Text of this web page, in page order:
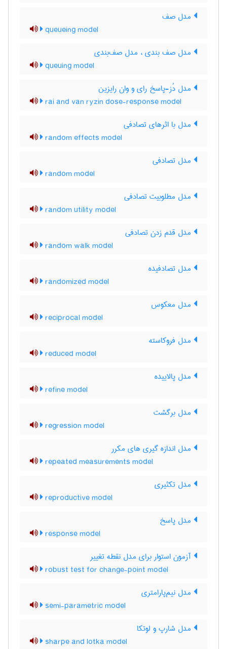
مدل صف
queueing model
مدل صف بندی ، مدل صف‌بندی
queuing model
مدل دُز-پاسخ رای و وان رایزین
rai and van ryzin dose-response model
مدل با اثرهای تصادفی
random effects model
مدل تصادفی
random model
مدل مطلوبیت تصادفی
random utility model
مدل قدم زدن تصادفی
random walk model
مدل تصادفیده
randomized model
مدل معکوس
reciprocal model
مدل فروکاسته
reduced model
مدل پالاییده
refine model
مدل برگشت
regression model
مدل اندازه گیری های مکرر
repeated measurements model
مدل تکثیری
reproductive model
مدل پاسخ
response model
آزمون استوار برای مدل نقطه تغییر
robust test for change-point model
مدل نیم‌پارامتری
semi-parametric model
مدل شارپ و لوتکا
sharpe and lotka model